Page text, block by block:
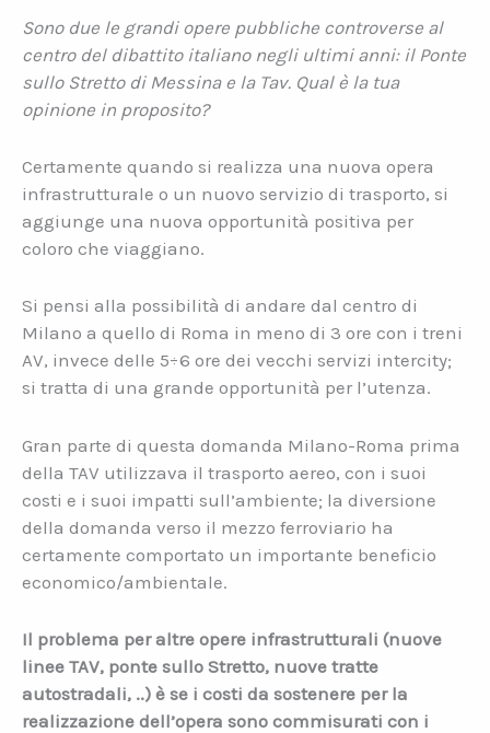
Sono due le grandi opere pubbliche controverse al
centro del dibattito italiano negli ultimi anni: il Ponte
sullo Stretto di Messina e la Tav. Qual è la tua
opinione in proposito?
Certamente quando si realizza una nuova opera
infrastrutturale o un nuovo servizio di trasporto, si
aggiunge una nuova opportunità positiva per
coloro che viaggiano.
Si pensi alla possibilità di andare dal centro di
Milano a quello di Roma in meno di 3 ore con i treni
AV, invece delle 5÷6 ore dei vecchi servizi intercity;
si tratta di una grande opportunità per l’utenza.
Gran parte di questa domanda Milano-Roma prima
della TAV utilizzava il trasporto aereo, con i suoi
costi e i suoi impatti sull’ambiente; la diversione
della domanda verso il mezzo ferroviario ha
certamente comportato un importante beneficio
economico/ambientale.
Il problema per altre opere infrastrutturali (nuove
linee TAV, ponte sullo Stretto, nuove tratte
autostradali, ..) è se i costi da sostenere per la
realizzazione dell’opera sono commisurati con i